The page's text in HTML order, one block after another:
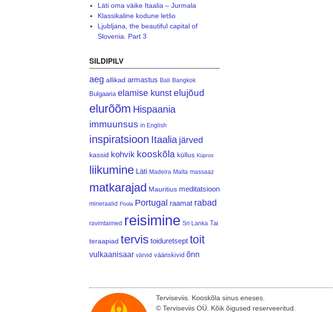
Läti oma väike Itaalia – Jurmala
Klassikaline kodune letšo
Ljubljana, the beautiful capital of
Slovenia. Part 3
SILDIPILV
aeg allikad armastus Bali Bangkok
Bulgaaria elamise kunst elujõud
elurõõm Hispaania
immuunsus in English
inspiratsioon Itaalia järved
kassid kohvik kooskõla küllus Küpros
liikumine Läti Madeira Malta massaaz
matkarajad Mauritius meditatsioon
mineraalid Poola Portugal raamat rabad
ravimtaimed reisimine Sri Lanka Tai
teraapiad tervis toiduretsept toit
vulkaanisaar värvid vääriskivid õnn
Terviseviis. Kooskõla sinus eneses.
© Terviseviis OÜ. Kõik õigused reserveeritud.